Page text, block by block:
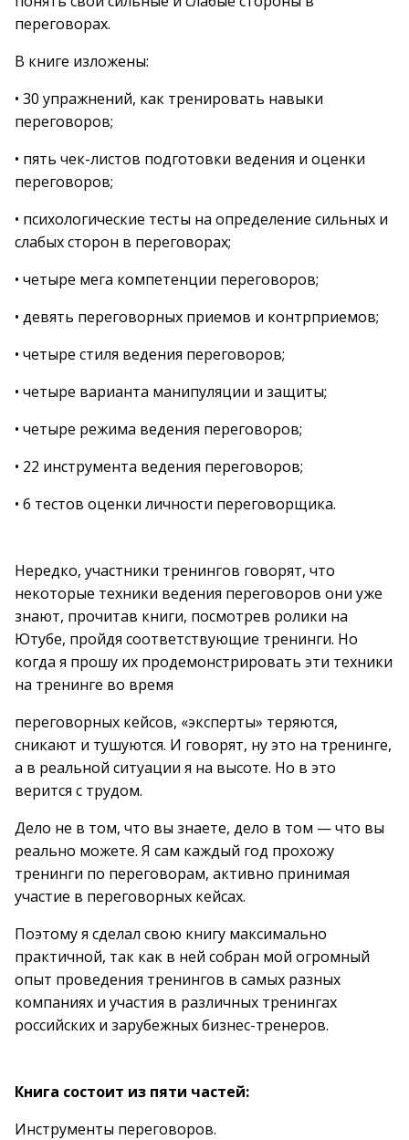
переговорах.
В книге изложены:
• 30 упражнений, как тренировать навыки
переговоров;
• пять чек-листов подготовки ведения и оценки
переговоров;
• психологические тесты на определение сильных и
слабых сторон в переговорах;
• четыре мега компетенции переговоров;
• девять переговорных приемов и контрприемов;
• четыре стиля ведения переговоров;
• четыре варианта манипуляции и защиты;
• четыре режима ведения переговоров;
• 22 инструмента ведения переговоров;
• 6 тестов оценки личности переговорщика.
Нередко, участники тренингов говорят, что
некоторые техники ведения переговоров они уже
знают, прочитав книги, посмотрев ролики на
Ютубе, пройдя соответствующие тренинги. Но
когда я прошу их продемонстрировать эти техники
на тренинге во время
переговорных кейсов, «эксперты» теряются,
сникают и тушуются. И говорят, ну это на тренинге,
а в реальной ситуации я на высоте. Но в это
верится с трудом.
Дело не в том, что вы знаете, дело в том — что вы
реально можете. Я сам каждый год прохожу
тренинги по переговорам, активно принимая
участие в переговорных кейсах.
Поэтому я сделал свою книгу максимально
практичной, так как в ней собран мой огромный
опыт проведения тренингов в самых разных
компаниях и участия в различных тренингах
российских и зарубежных бизнес-тренеров.
Книга состоит из пяти частей:
Инструменты переговоров.